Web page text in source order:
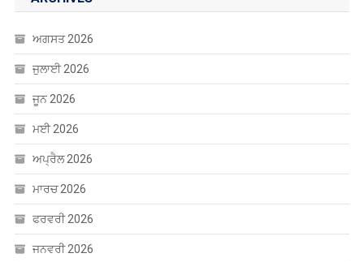
ਅਗਸਤ 2026
ਜੁਲਾਈ 2026
ਜੂਨ 2026
ਮਈ 2026
ਅਪ੍ਰੈਲ 2026
ਮਾਰਚ 2026
ਫਰਵਰੀ 2026
ਜਨਵਰੀ 2026